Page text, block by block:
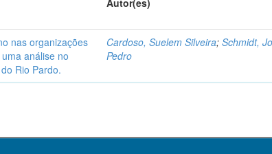
Autor(es)
nas organizações
análise no
Rio Pardo.
Cardoso, Suelem Silveira;Schmidt,
Pedro